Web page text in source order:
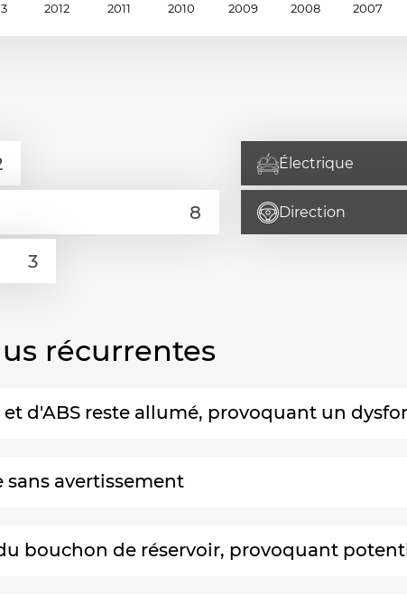
2012 2011 2010 2009 2008 2007
Électrique
Direction
récurrentes
d'ABS reste allumé, provoquant un
sans avertissement
bouchon de réservoir, provoquant